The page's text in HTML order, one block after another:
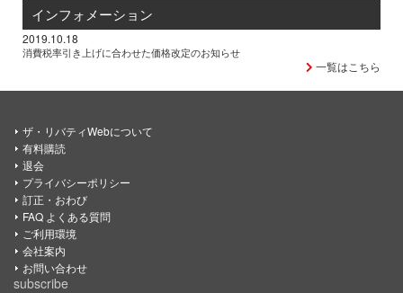
インフォメーション
2019.10.18
消費税率引き上げに合わせた価格改定のお知らせ
一覧はこちら
ザ・リバティWebについて
有料購読
退会
プライバシーポリシー
訂正・おわび
FAQ よくある質問
ご利用環境
会社案内
お問い合わせ
subscribe